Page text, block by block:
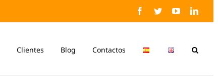
Facebook
TwitterYouTube
Clientes Blog Contactos